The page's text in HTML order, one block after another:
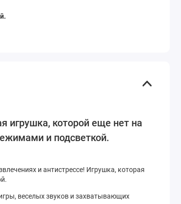
игрушка, которой еще нет на
и подсветкой.
и антистрессе! Игрушка, которая
веселых звуков и захватывающих